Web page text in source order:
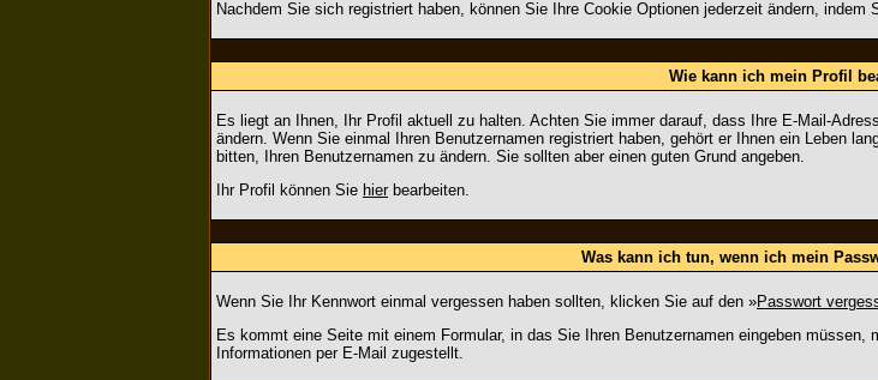
Nachdem Sie sich registriert haben, können Sie Ihre Cookie Optionen jederzeit ändern, indem
Wie kann ich mein Profil
Es liegt an Ihnen, Ihr Profil aktuell zu halten. Achten Sie immer darauf, dass Ihre E-Mail-
ändern. Wenn Sie einmal Ihren Benutzernamen registriert haben, gehört er Ihnen ein Leben
bitten, Ihren Benutzernamen zu ändern. Sie sollten aber einen guten Grund angeben.
Ihr Profil können Sie hier bearbeiten.
Was kann ich tun, wenn ich mein
Wenn Sie Ihr Kennwort einmal vergessen haben sollten, klicken Sie auf den »Passwort
Es kommt eine Seite mit einem Formular, in das Sie Ihren Benutzernamen eingeben
Informationen per E-Mail zugestellt.